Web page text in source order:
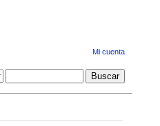
Mi cuenta